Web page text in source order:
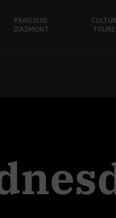
PAROISSE
D'ADMONT